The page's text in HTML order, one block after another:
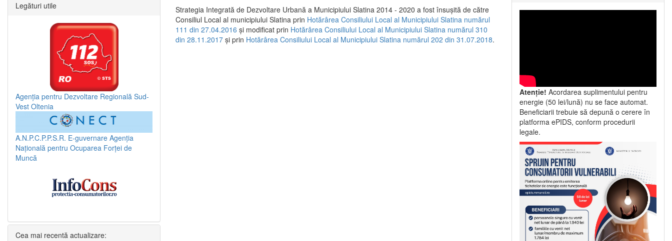
Strategia Integrată de Dezvoltare Urbană a Municipiului Slatina 2014 - 2020 a fost însuşită de către
Consiliul Local al municipiului Slatina prin Hotărârea Consiliului Local al Municipiului Slatina numărul
111 din 27.04.2016 și modificat prin Hotărârea Consiliului Local al Municipiului Slatina numărul 310
din 28.11.2017 și prin Hotărârea Consiliului Local al Municipiului Slatina numărul 202 din 31.07.2018.
Legături utile
Agenția pentru Dezvoltare Regională Sud-
Vest Oltenia
A.N.P.C.P.P.S.R. E-guvernare Agenția
Națională pentru Ocuparea Forței de
Muncă
Cea mai recentă actualizare:
Atenție! Acordarea suplimentului pentru
energie (50 lei/lună) nu se face automat.
Beneficiarii trebuie să depună o cerere în
platforma ePIDS, conform procedurii
legale.